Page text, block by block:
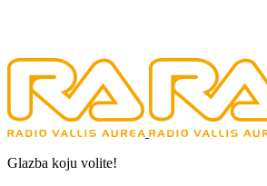
Glazba koju volite!